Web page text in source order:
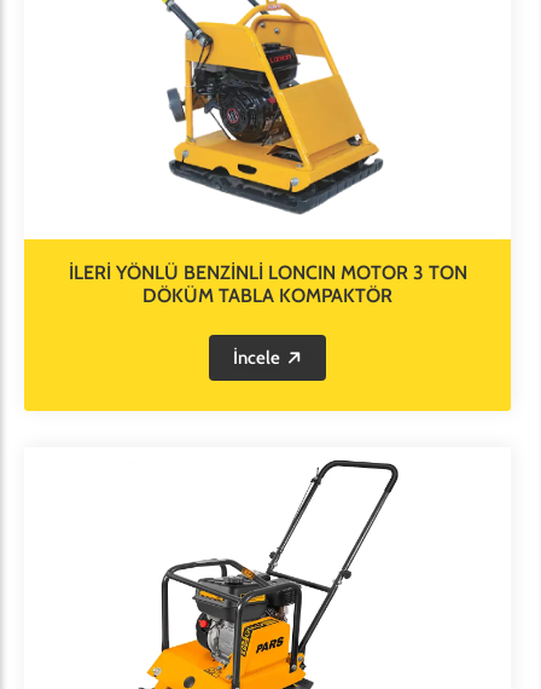
İLERİ YÖNLÜ BENZİNLİ LONCIN MOTOR 3 TON
DÖKÜM TABLA KOMPAKTÖR
İncele